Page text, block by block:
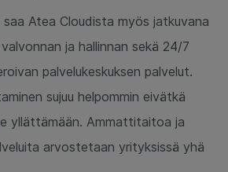
saa Atea Cloudista myös jatkuvana
ja hallinnan sekä 24/7
palvelukeskuksen palvelut.
sujuu helpommin eivätkä
yllättämään. Ammattitaitoa ja
arvostetaan yrityksissä yhä